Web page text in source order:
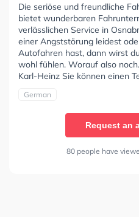
Die seriöse und freundliche
bietet wunderbaren
verlässlichen Service in
einer Angststörung leidest
Autofahren hast, dann wirst
wohl fühlen. Worauf also
Karl-Heinz Sie können einen
German
Request an
80 people have